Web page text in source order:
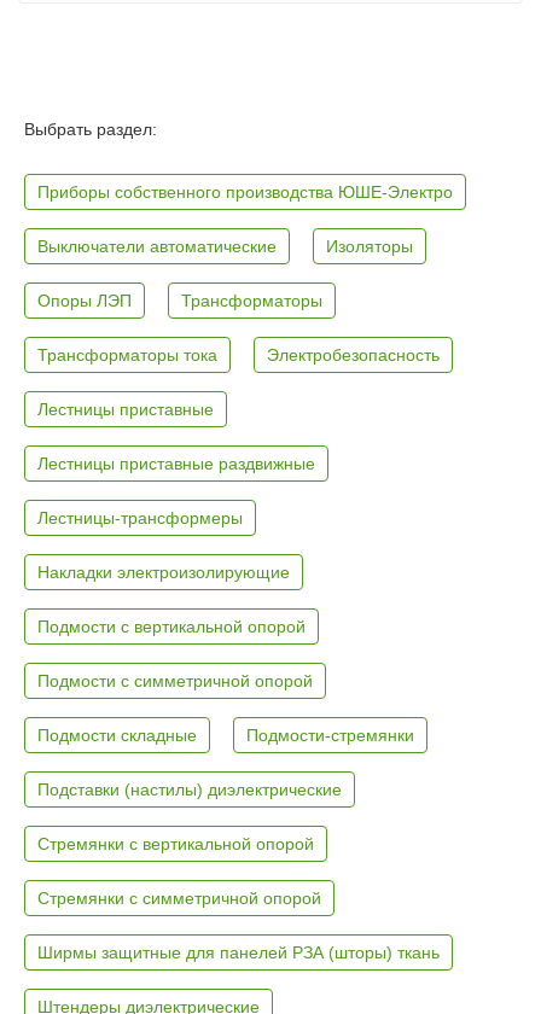
Выбрать раздел:
Приборы собственного производства ЮШЕ-Электро
Выключатели автоматические Изоляторы
Опоры ЛЭП Трансформаторы
Трансформаторы тока Электробезопасность
Лестницы приставные
Лестницы приставные раздвижные
Лестницы-трансформеры
Накладки электроизолирующие
Подмости с вертикальной опорой
Подмости с симметричной опорой
Подмости складные Подмости-стремянки
Подставки (настилы) диэлектрические
Стремянки с вертикальной опорой
Стремянки с симметричной опорой
Ширмы защитные для панелей РЗА (шторы) ткань
Штендеры диэлектрические